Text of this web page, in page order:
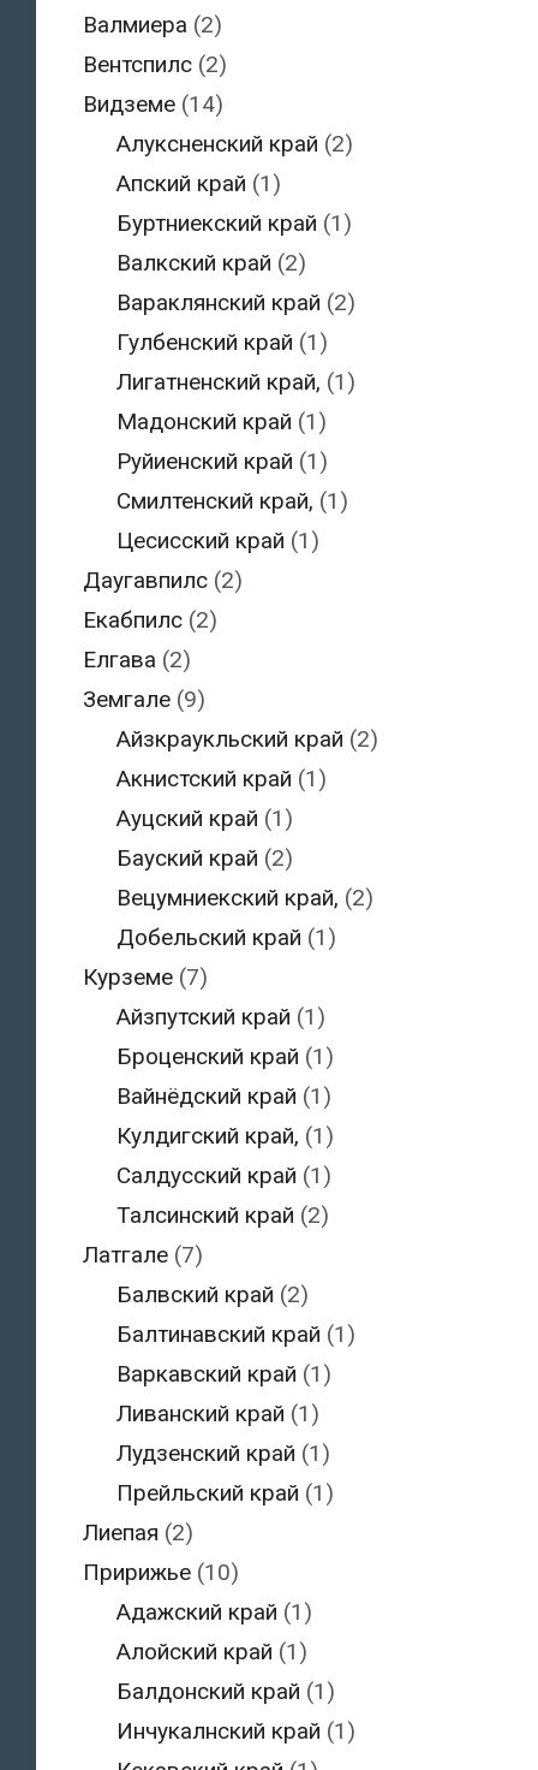
Валмиера (2)
Вентспилс(2)
Видземе(14)
Алуксненский край (2)
Апский край (1)
Буртниекский край (1)
Валкский край (2)
Вараклянский край (2)
Гулбенский край (1)
Лигатненский край, (1)
Мадонский край (1)
Руйиенский край (1)
Смилтенский край, (1)
Цесисский край (1)
Даугавпилс(2)
Екабпилс(2)
Елгава (2)
Земгале(9)
Айзкраукльский край (2)
Акнистский край (1)
Ауцский край (1)
Бауский край (2)
Вецумниекский край, (2)
Добельский край (1)
Курземе(7)
Айзпутский край (1)
Броценский край (1)
Вайнёдский край (1)
Кулдигский край, (1)
Салдусский край (1)
Талсинский край (2)
Латгале(7)
Балвский край (2)
Балтинавский край (1)
Варкавский край (1)
Ливанский край (1)
Лудзенский край (1)
Прейльский край (1)
Лиепая (2)
Пририжье(10)
Адажский край (1)
Алойский край (1)
Балдонский край (1)
Инчукалнский край (1)